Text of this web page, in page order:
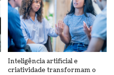
Inteligência artificial e
criatividade transformam o